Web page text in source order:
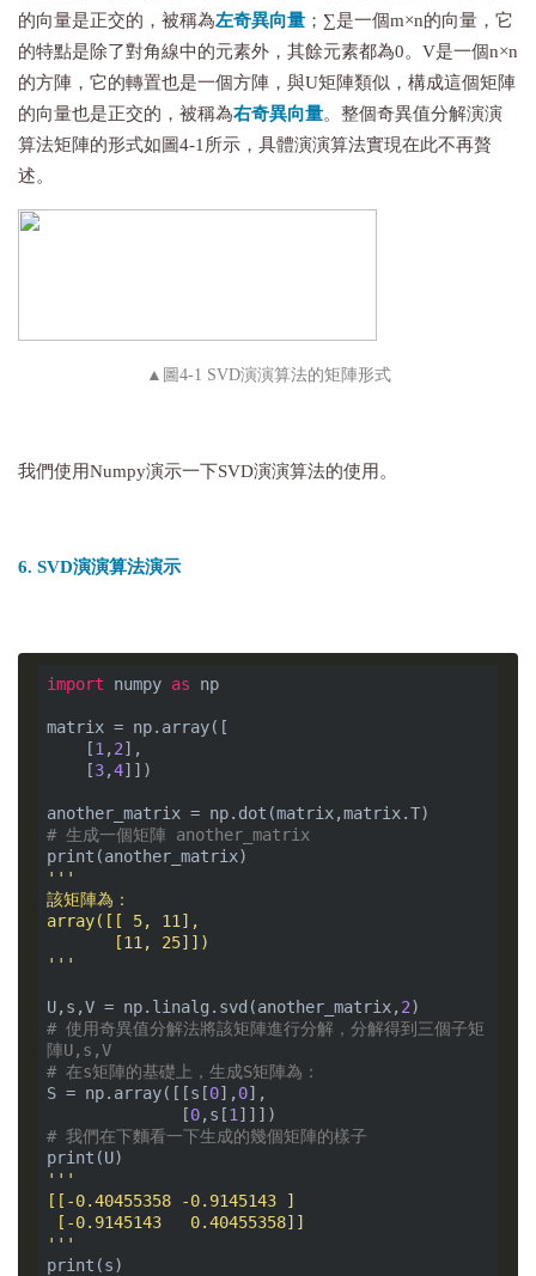
的向量是正交的，被稱為左奇異向量 ； ∑是一個m×n的向量，它
的特點是除了對角線中的元素外，其餘元素都為0。V是一個n×n
的方陣，它的轉置也是一個方陣，與U矩陣類似，構成這個矩陣
的向量也是正交的，被稱為右奇異向量。整個奇異值分解演演
算法矩陣的形式如圖4-1所示，具體演演算法實現在此不再贅
述。
▲圖4-1 SVD演演算法的矩陣形式
我們使用Numpy演示一下SVD演演算法的使用。
6. SVD演演算法演示
import numpy as np
matrix = np.array([
[1 , 2],
[3,4]])
# 生成一個矩陣 another_matrix
'''
該矩陣為：
array([[ 5, 11],
[11, 25]])
'''
U,s,V = np.linalg.svd(another_matrix, 2
# 使用奇異值分解法將該矩陣進行分解，分解得到三個子矩
陣U,s,V
# 在s矩陣的基礎上，生成S矩陣為：
S = np.array([[s[0], 0],
[0,s[1
# 我們在下麵看一下生成的幾個矩陣的樣子
'''
[[-0.40455358 -0.9145143 ]
[-0.9145143   0.40455358]]
'''